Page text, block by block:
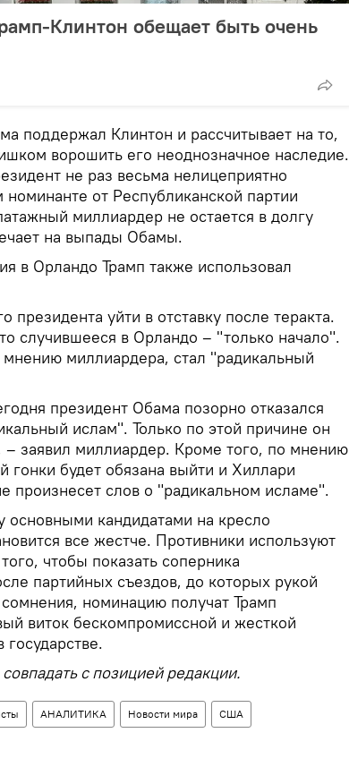
Клинтон обещает быть очень
поддержал Клинтон и рассчитывает на то,
ворошить его неоднозначное наследие.
не раз весьма нелицеприятно
от Республиканской партии
миллиардер не остается в долгу
на выпады Обамы.
в Орландо Трамп также использовал
президента уйти в отставку после теракта.
случившееся в Орландо – "только начало".
миллиардера, стал "радикальный
президент Обама позорно отказался
ислам". Только по этой причине он
– заявил миллиардер. Кроме того, по мнению
гонки будет обязана выйти и Хиллари
произнесет слов о "радикальном исламе".
кандидатами на кресло
все жестче. Противники используют
чтобы показать соперника
партийных съездов, до которых рукой
номинацию получат Трамп
виток бескомпромиссной и жесткой
с позицией редакции.
АНАЛИТИКА Новости мира США